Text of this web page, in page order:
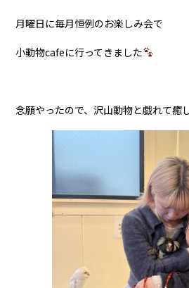
月曜日に毎月恒例のお楽しみ会で
小動物cafeに行ってきました
念願やったので、沢山動物と戯れて癒